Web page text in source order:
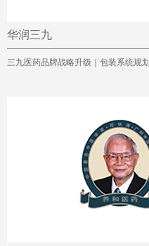
华润三九
三九医药品牌战略升级｜包装系统规划